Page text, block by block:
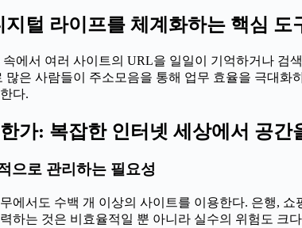
털 라이프를 체계화하는 핵심 도
에서 여러 사이트의 URL을 일일이 기억하거나
많은 사람들이 주소모음을 통해 업무 효율을 극대
다.
가: 복잡한 인터넷 세상에서 공간
으로 관리하는 필요성
에서도 수백 개 이상의 사이트를 이용한다. 은행,
하는 것은 비효율적일 뿐 아니라 실수의 위험도 크